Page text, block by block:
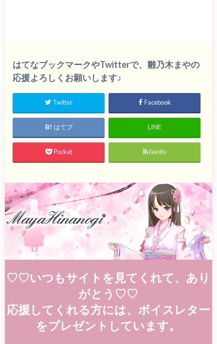
はてなブックマークやTwitterで、雛乃木まやの
応援よろしくお願いします♪
Twitter Facebook
はてブ LINE
Pocket feedly
♡♡いつもサイトを見てくれて、あり
がとう♡♡
応援してくれる方には、ボイスレター
をプレゼントしています。